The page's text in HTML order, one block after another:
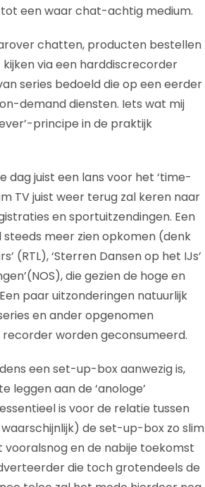
een waar chat-achtig medium.
chatten, producten bestellen
via een harddiscrecorder
series bedoeld die op een eerder
demand diensten. Iets wat mij
principe in de praktijk
juist een lans voor het ‘time-
TV juist weer terug zal keren naar
en sportuitzendingen. Een
meer zien opkomen (denk
(RTL), ‘Sterren Dansen op het IJs’
die gezien de hoge en
paar uitzonderingen natuurlijk
en ander opgenomen
recorder worden geconsumeerd.
een set-up-box aanwezig is,
leggen aan de ‘anologe’
is voor de relatie tussen
de set-up-box zo slim
en de nabije toekomst
die toch grotendeels de